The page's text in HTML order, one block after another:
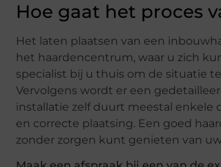
Hoe gaat het proces
Het laten plaatsen van een
het haardencentrum, waar u zich
specialist bij u thuis om de situatie
Vervolgens wordt er een
installatie zelf duurt meestal enkele
en correcte plaatsing. Een goed
zonder zorgen kunt genieten van